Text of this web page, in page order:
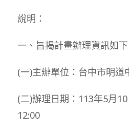
說明：
一、旨揭計畫辦理資訊如下
(一)主辦單位：台中市明道
(二)辦理日期：113年5月
12:00